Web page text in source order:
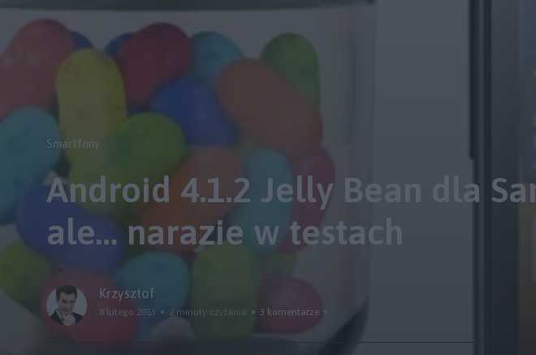
Smartfony
Android 4.1.2 Jelly Bean dla
ale… narazie w testach
Krzysztof
8 lutego 2013 2 minuty czytania 3 komentarze